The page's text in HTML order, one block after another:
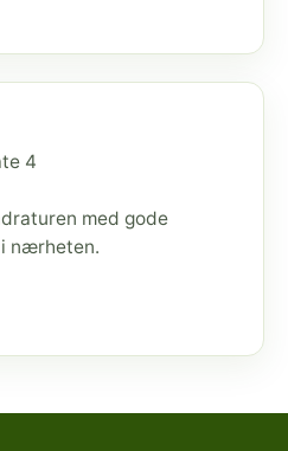
4
med gode
nærheten.